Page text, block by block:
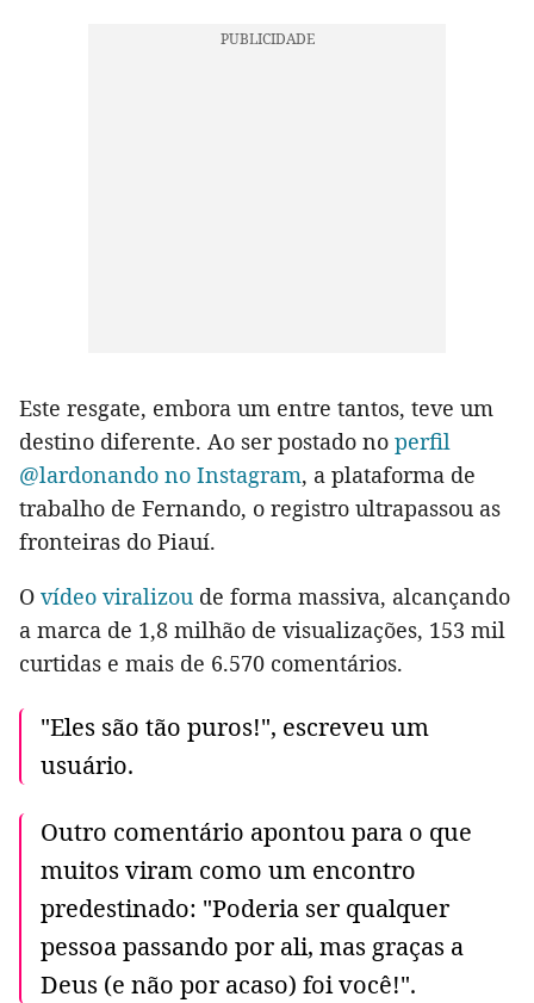
Este resgate, embora um entre tantos, teve um
destino diferente. Ao ser postado no perfil
@lardonando no Instagram, a plataforma de
trabalho de Fernando, o registro ultrapassou as
fronteiras do Piauí.
O vídeo viralizou de forma massiva, alcançando
a marca de 1,8 milhão de visualizações, 153 mil
curtidas e mais de 6.570 comentários.
"Eles são tão puros!", escreveu um
usuário.
Outro comentário apontou para o que
muitos viram como um encontro
predestinado: "Poderia ser qualquer
pessoa passando por ali, mas graças a
Deus (e não por acaso) foi você!".